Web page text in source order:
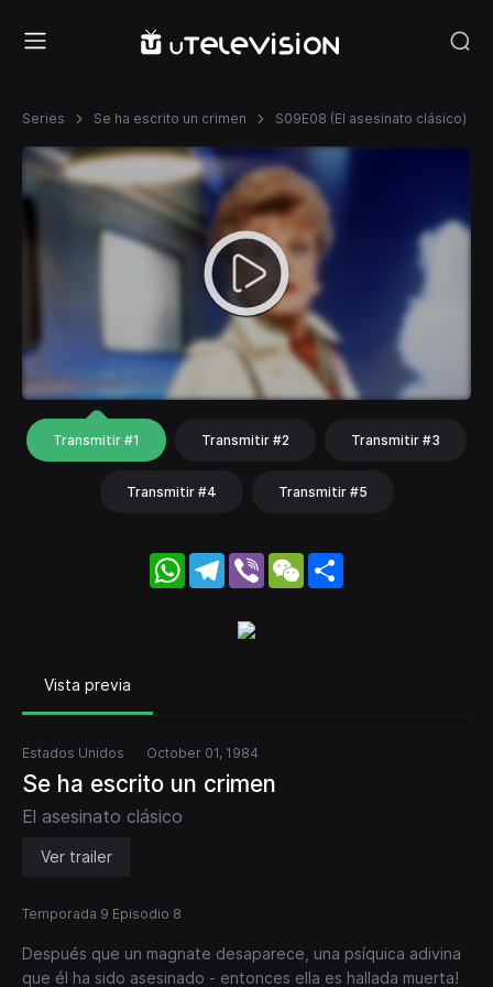
Series Se ha escrito un crimen S09E08 (El asesinato clásico)
Transmitir #1 Transmitir #2 Transmitir #3
Transmitir #4 Transmitir #5
WhatsApp
Telegram
Viber WeChat
Vista previa
Estados Unidos October 01, 1984
Se ha escrito un crimen
El asesinato clásico
Ver trailer
Temporada 9 Episodio 8
Después que un magnate desaparece, una psíquica adivina
que él ha sido asesinado - entonces ella es hallada muerta!